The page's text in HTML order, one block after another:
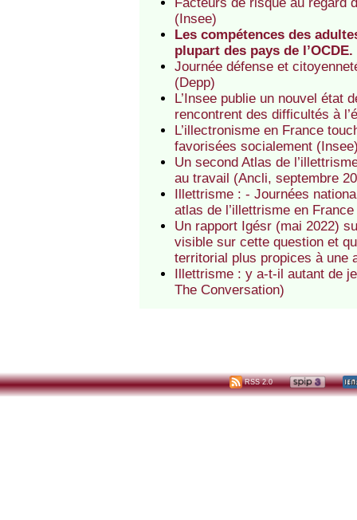
(Insee)
Les compétences des
plupart des pays de
Journée défense et
(Depp)
L’Insee publie un nouvel état
rencontrent des difficultés à
L’illectronisme en France
favorisées socialement
Un second Atlas de
au travail (Ancli, septembre
Illettrisme : - Journées
atlas de l’illettrisme en
Un rapport Igésr (mai 2022)
visible sur cette question et
territorial plus propices à une
Illettrisme : y a-t-il autant de
The Conversation)
RSS 2.0